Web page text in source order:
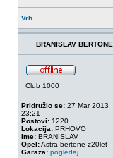
Vrh
BRANISLAV BERTONE
Club 1000
Pridružio se: 27 Mar 2013
23:21
Postovi: 1220
Lokacija: PRHOVO
Ime: BRANISLAV
Opel:Astra bertone z20let
Garaza: pogledaj